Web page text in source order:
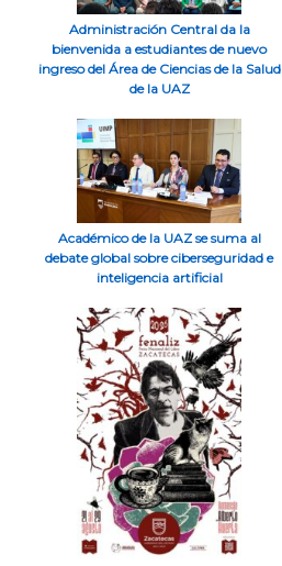
Administración Central da la
bienvenida a estudiantes de nuevo
ingreso del Área de Ciencias de la Salud
de la UAZ
Académico de la UAZ se suma al
debate global sobre ciberseguridad e
inteligencia artificial